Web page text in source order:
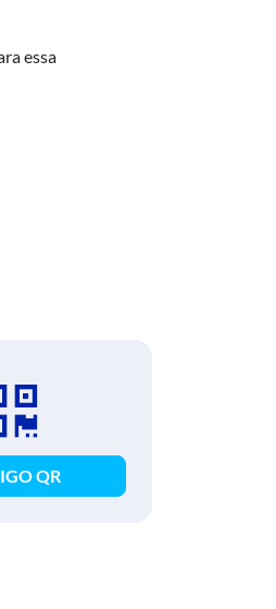
essa
QR